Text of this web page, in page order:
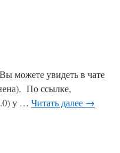
можете увидеть в чате
По ссылке,
у … Читать далее →